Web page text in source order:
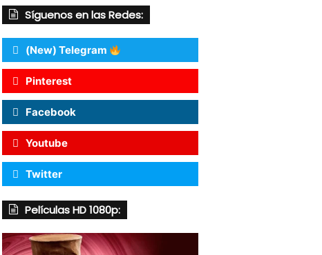
Síguenos en las Redes:
(New) Telegram
Pinterest
Facebook
Youtube
Twitter
Películas HD 1080p: